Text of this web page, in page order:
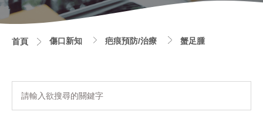
首頁 傷口新知 疤痕預防/治療 蟹足腫